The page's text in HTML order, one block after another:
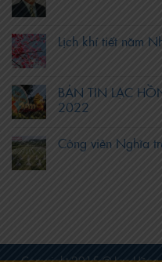
Lịch khí tiết năm
BẢN TIN LẠC
2022
Công viên Nghĩa